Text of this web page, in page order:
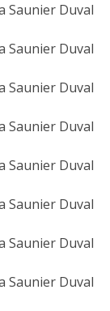
Saunier Duval
Saunier Duval
Saunier Duval
Saunier Duval
Saunier Duval
Saunier Duval
Saunier Duval
Saunier Duval